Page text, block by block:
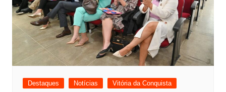
Destaques Notícias Vitória da Conquista